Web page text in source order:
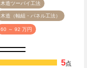
木造ツーバイ工法
木造（軸組・パネル工法）
60 ～ 92 万円
5点